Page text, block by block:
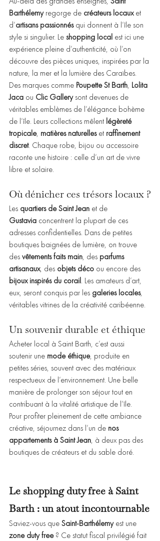
Barthélemy regorge de créateurs locaux et
d’artisans passionnés qui donnent à l’île son
style si singulier. Le shopping local est ici une
expérience pleine d’authenticité, où l’on
découvre des pièces uniques, inspirées par la
nature, la mer et la lumière des Caraïbes.
Des marques comme Poupette St Barth, Lolita
Jaca ou Clic Gallery sont devenues de
véritables emblèmes de l’élégance bohème
de l’île. Leurs collections mêlent légèreté
tropicale, matières naturelles et raffinement
discret. Chaque robe, bijou ou accessoire
raconte une histoire : celle d’un art de vivre
libre et solaire.
Où dénicher ces trésors locaux ?
Les quartiers de Saint Jean et de
Gustavia concentrent la plupart de ces
adresses confidentielles. Dans de petites
boutiques baignées de lumière, on trouve
des vêtements faits main, des parfums
artisanaux, des objets déco ou encore des
bijoux inspirés du corail. Les amateurs d’art,
eux, seront conquis par les galeries locales,
véritables vitrines de la créativité caribéenne.
Un souvenir durable et éthique
Acheter local à Saint Barth, c’est aussi
soutenir une mode éthique, produite en
petites séries, souvent avec des matériaux
respectueux de l’environnement. Une belle
manière de prolonger son séjour tout en
contribuant à la vitalité artistique de l’île.
Pour profiter pleinement de cette ambiance
créative, séjournez dans l’un de nos
appartements à Saint Jean, à deux pas des
boutiques de créateurs et du sable doré.
Le shopping duty free à Saint
Barth : un atout incontournable
Saviez-vous que Saint-Barthélemy est une
zone duty free ? Ce statut fiscal privilégié fait